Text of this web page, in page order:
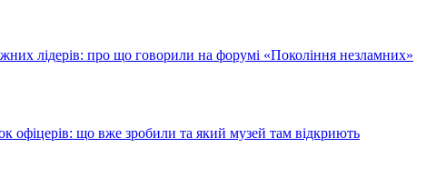
лідерів: про що говорили на форумі «Покоління незламних»
офіцерів: що вже зробили та який музей там відкриють